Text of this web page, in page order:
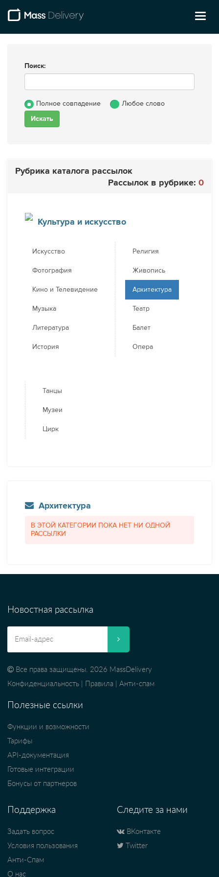
Поиск:
Полное совпадение Любое слово
Рубрика каталога рассылок
Рассылок в рубрике: 0
Культура и искусство
Искусство
Фотография
Кино и Телевидение
Музыка
Литература
История
Религия
Живопись
Архитектура
Театр
Балет
Опера
Танцы
Музеи
Цирк
Архитектура
В ЭТОЙ КАТЕГОРИИ ПОКА НЕТ НИ ОДНОЙ
РАССЫЛКИ
Новостная рассылка
Все права защищены. 2026 MassDelivery
Конфиденциальность
Правила Анти-спам
Полезные ссылки
Функции и возможности
Тарифы
API-документация
Готовые интеграции
Бонусы от партнеров
Поддержка
Задать вопрос
Условия пользования
Анти-Спам
О нас
Следите за нами
ВКонтакте
Twitter